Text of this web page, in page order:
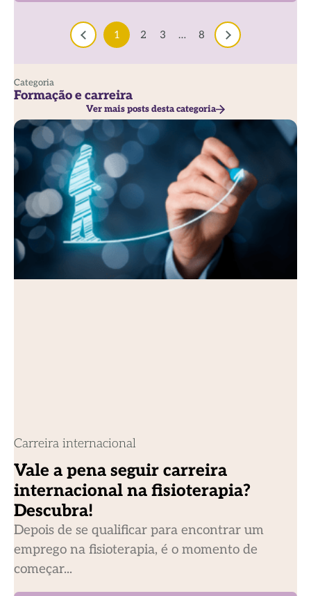
1 2 3 … 8
Categoria
Formação e carreira
Ver mais posts desta categoria
Carreira internacional
Vale a pena seguir carreira
internacional na fisioterapia?
Descubra!
Depois de se qualificar para encontrar um
emprego na fisioterapia, é o momento de
começar...